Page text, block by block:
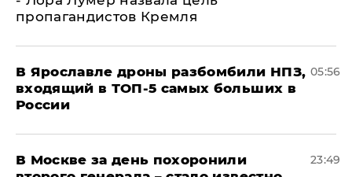
пропагандистов Кремля
В Ярославле дроны разбомбили НПЗ,
входящий в ТОП-5 самых больших в
России
05:56
В Москве за день похоронили
23:49